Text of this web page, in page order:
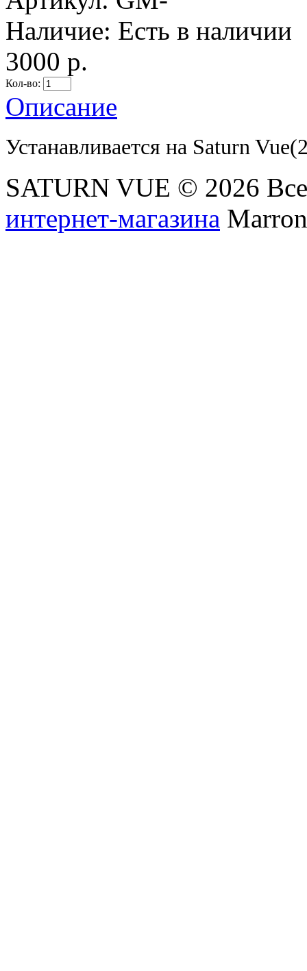
Наличие: Есть в наличии
3000 р.
Кол-во:
Описание
Устанавливается на Saturn
SATURN VUE © 2026
интернет-магазина